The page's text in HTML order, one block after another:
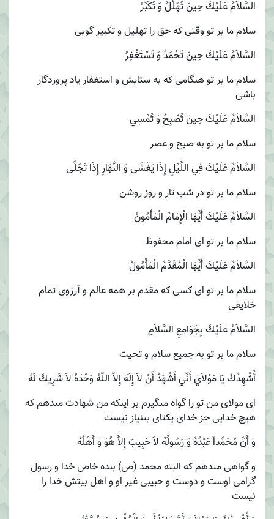
السَّلاَمُ عَلَيْكَ حِينَ تُهَلِّلُ وَ تُكَبِّرُ
سلام ما بر تو وقتى كه حق را تهليل و تكبير گويى
السَّلاَمُ عَلَيْكَ حِينَ تَحْمَدُ وَ تَسْتَغْفِرُ
سلام ما بر تو هنگامى كه به ستايش و استغفار ياد پروردگار
باشى
السَّلاَمُ عَلَيْكَ حِينَ تُصْبِحُ وَ تُمْسِي
سلام ما بر تو به صبح و عصر
السَّلاَمُ عَلَيْكَ فِي اللَّيْلِ إِذَا يَغْشَى وَ النَّهَارِ إِذَا تَجَلَّى‏
سلام ما بر تو در شب تار و روز روشن
السَّلاَمُ عَلَيْكَ أَيُّهَا الْإِمَامُ الْمَأْمُونُ
سلام ما بر تو اى امام محفوظ
السَّلاَمُ عَلَيْكَ أَيُّهَا الْمُقَدَّمُ الْمَأْمُولُ
سلام ما بر تو اى كسى كه مقدم بر همه عالم و آرزوى تمام
خلايقى
السَّلاَمُ عَلَيْكَ بِجَوَامِعِ السَّلاَمِ‏
سلام ما بر تو به جميع سلام و تحيت
أُشْهِدُكَ يَا مَوْلاَيَ أَنِّي أَشْهَدُ أَنْ لاَ إِلَهَ إِلاَّ اللَّهُ وَحْدَهُ لاَ شَرِيكَ لَهُ‏
اى مولاى من تو را گواه مى‏گيرم بر اينكه من شهادت مى‏دهم كه
هيچ خدايى جز خداى يكتاى بى‏نياز نيست
وَ أَنَّ مُحَمَّداً عَبْدُهُ وَ رَسُولُهُ لاَ حَبِيبَ إِلاَّ هُوَ وَ أَهْلُهُ
و گواهى مى‏دهم كه البته محمد (ص) بنده خاص خدا و رسول
گرامى اوست و دوست و حبيبى غير او و اهل بيتش خدا را
نيست